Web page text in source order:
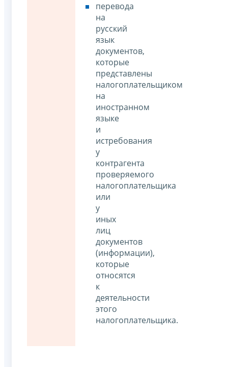
перевода
на
русский
язык
документов,
которые
представлены
налогоплательщиком
на
иностранном
языке
и
истребования
у
контрагента
проверяемого
налогоплательщика
или
у
иных
лиц
документов
(информации),
которые
относятся
к
деятельности
этого
налогоплательщика.